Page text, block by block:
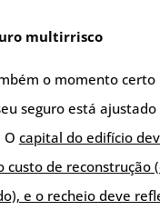
multirrisco
o momento certo
seguro está ajustado
O capital do edifício
custo de reconstrução
e o recheio deve